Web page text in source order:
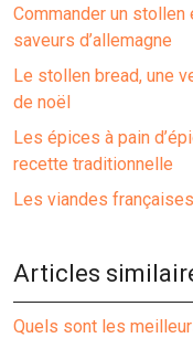
Commander un
saveurs d’allemagne
Le stollen bread, une
de noël
Les épices à pain
recette traditionnelle
Les viandes
Articles
Quels sont les